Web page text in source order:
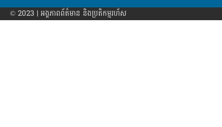
© 2023 | អង្គភាព​ព័ត៌មាន​ និងប្រតិកម្មរហ័ស